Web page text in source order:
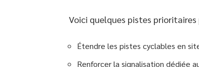
Voici quelques pistes
Étendre les pistes cyclables en
Renforcer la signalisation dédiée